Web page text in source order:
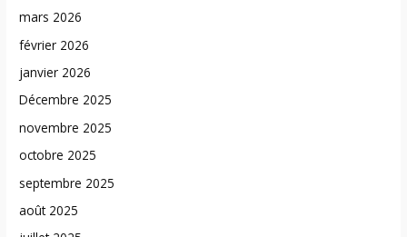
mars 2026
février 2026
janvier 2026
Décembre 2025
novembre 2025
octobre 2025
septembre 2025
août 2025